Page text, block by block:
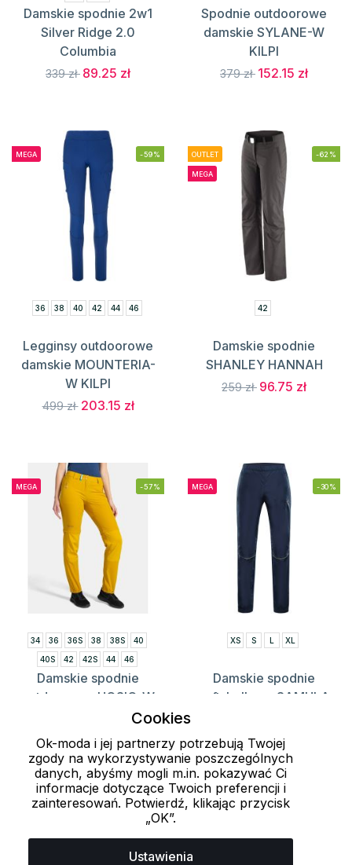
Damskie spodnie 2w1
Silver Ridge 2.0
Columbia
339 zł 89.25 zł
Spodnie outdoorowe
damskie SYLANE-W
KILPI
379 zł 152.15 zł
MEGA -59%
36 38 40 42 44 46
Legginsy outdoorowe
damskie MOUNTERIA-
W KILPI
499 zł 203.15 zł
OUTLET
MEGA
-62%
42
Damskie spodnie
SHANLEY HANNAH
259 zł 96.75 zł
MEGA -57%
34 36 36S 38 38S
40
40S
42 42S 44 46
Damskie spodnie
outdoorowe HOSIO-W
559 zł237.15 zł
MEGA -30%
XS S L XL
Damskie spodnie
softshellowe SAMULA
339 zł237.3 zł
Załaduj więcej 24 przedmiotów
1 2 3 4 5 6 7
Cookies
Ok-moda i jej partnerzy potrzebują Twojej
zgody na wykorzystywanie poszczególnych
danych, abyśmy mogli m.in. pokazywać Ci
informacje dotyczące Twoich preferencji i
zainteresowań. Potwierdź, klikając przycisk
„OK”.
Ustawienia